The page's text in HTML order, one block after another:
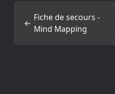
←
Fiche de secours -
Mind Mapping